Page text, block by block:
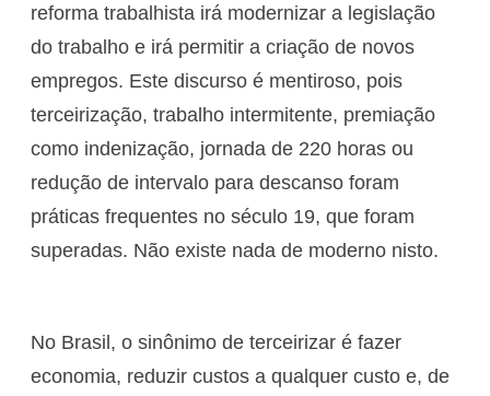
reforma trabalhista irá modernizar a legislação
do trabalho e irá permitir a criação de novos
empregos. Este discurso é mentiroso, pois
terceirização, trabalho intermitente, premiação
como indenização, jornada de 220 horas ou
redução de intervalo para descanso foram
práticas frequentes no século 19, que foram
superadas. Não existe nada de moderno nisto.
No Brasil, o sinônimo de terceirizar é fazer
economia, reduzir custos a qualquer custo e, de